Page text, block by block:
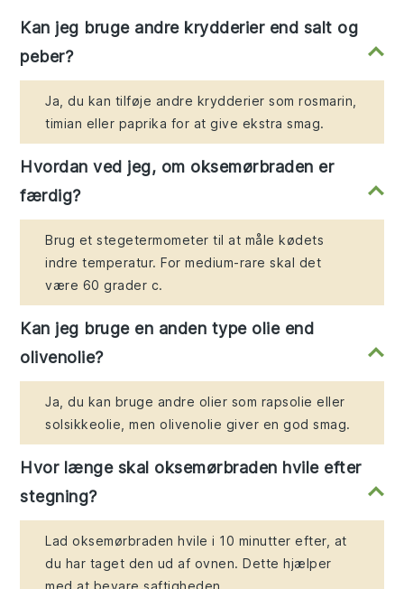
Kan jeg bruge andre krydderier end salt og
peber?
Ja, du kan tilføje andre krydderier som rosmarin,
timian eller paprika for at give ekstra smag.
Hvordan ved jeg, om oksemørbraden er
færdig?
Brug et stegetermometer til at måle kødets
indre temperatur. For medium-rare skal det
være 60 grader c.
Kan jeg bruge en anden type olie end
olivenolie?
Ja, du kan bruge andre olier som rapsolie eller
solsikkeolie, men olivenolie giver en god smag.
Hvor længe skal oksemørbraden hvile efter
stegning?
Lad oksemørbraden hvile i 10 minutter efter, at
du har taget den ud af ovnen. Dette hjælper